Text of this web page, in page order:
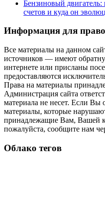
Бензиновый двигатель:
счетов и куда он
Информация для
Все материалы на данном
источников — имеют
интернете или присланы
предоставляются
Права на материалы
Администрация сайта
материала не несет. Если
материалы, которые
принадлежащие Вам, Вашей
пожалуйста, сообщите нам
Облако тегов